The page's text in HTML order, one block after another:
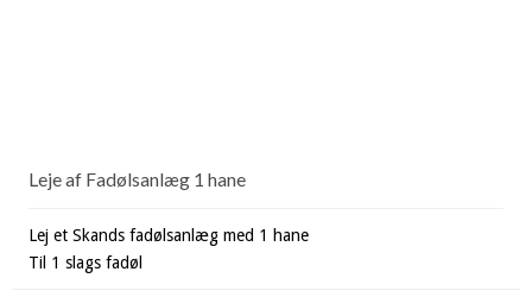
Leje af Fadølsanlæg 1 hane
Lej et Skands fadølsanlæg med 1 hane
Til 1 slags fadøl